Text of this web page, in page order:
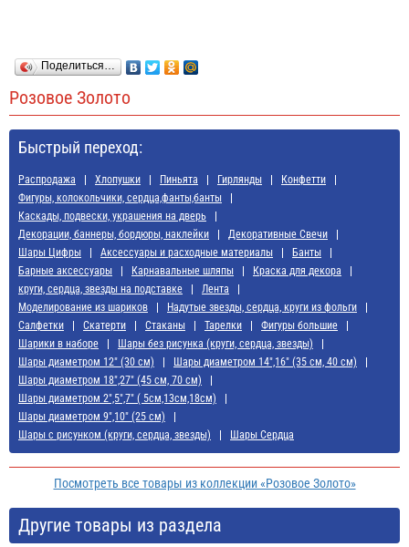
Поделиться…
Розовое Золото
Быстрый переход:
Распродажа Хлопушки Пиньята Гирлянды
Конфетти
Фигуры, колокольчики, сердца,фанты,банты
Каскады, подвески, украшения на дверь
Декорации, баннеры, бордюры, наклейки
Декоративные Свечи
Шары Цифры
Аксессуары и расходные материалы
Банты
Барные аксессуары
Карнавальные шляпы
Краска для декора
круги, сердца, звезды на подставке
Лента
Моделирование из шариков
Надутые звезды, сердца, круги из фольги
Салфетки
Скатерти Стаканы Тарелки
Фигуры большие
Шарики в наборе
Шары без рисунка (круги, сердца, звезды)
Шары диаметром 12" (30 см)
Шары диаметром 14",16" (35 см, 40 см)
Шары диаметром 18",27" (45 см, 70 см)
Шары диаметром 2",5",7" ( 5см,13см,18см)
Шары диаметром 9",10" (25 см)
Шары с рисунком (круги, сердца, звезды)
Шары Сердца
Посмотреть все товары из коллекции «Розовое Золото»
Другие товары из раздела